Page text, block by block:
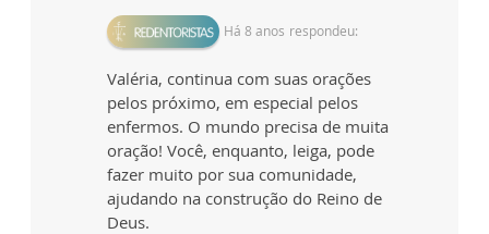
Há 8 anos respondeu:
Valéria, continua com suas orações
pelos próximo, em especial pelos
enfermos. O mundo precisa de muita
oração! Você, enquanto, leiga, pode
fazer muito por sua comunidade,
ajudando na construção do Reino de
Deus.